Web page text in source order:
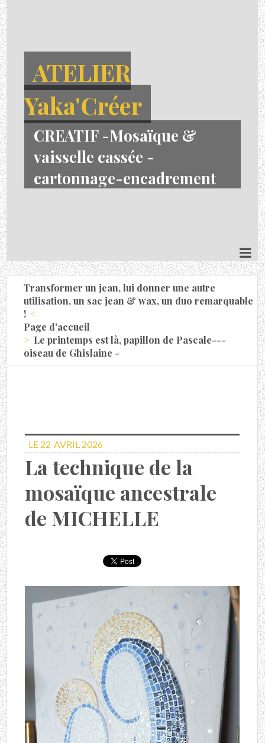
ATELIER
Yaka'Créer
CREATIF -Mosaïque &
vaisselle cassée -
cartonnage-encadrement
Transformer un jean, lui donner une autre
utilisation, un sac jean & wax, un duo remarquable
!
Page d'accueil
Le printemps est là, papillon de Pascale---
oiseau de Ghislaine -
LE 22 AVRIL 2026
La technique de la
mosaïque ancestrale
de MICHELLE